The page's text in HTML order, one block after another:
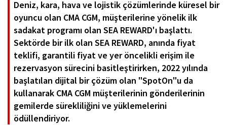
Deniz, kara, hava ve lojistik çözümlerinde küresel bir
oyuncu olan CMA CGM, müşterilerine yönelik ilk
sadakat programı olan SEA REWARD'ı başlattı.
Sektörde bir ilk olan SEA REWARD, anında fiyat
teklifi, garantili fiyat ve yer öncelikli erişim ile
rezervasyon sürecini basitleştirirken, 2022 yılında
başlatılan dijital bir çözüm olan "SpotOn"u da
kullanarak CMA CGM müşterilerinin gönderilerinin
gemilerde sürekliliğini ve yüklemelerini
ödüllendiriyor.